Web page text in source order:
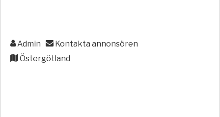
Admin
Kontakta annonsören
Östergötland